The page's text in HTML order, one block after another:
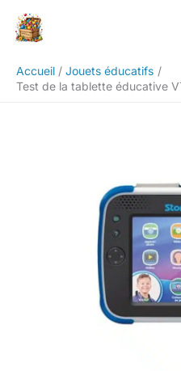
Accueil
Jouets éducatifs
Test de la tablette éducative
Rechercher